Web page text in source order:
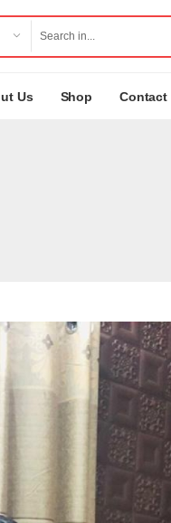
Us Shop Contact